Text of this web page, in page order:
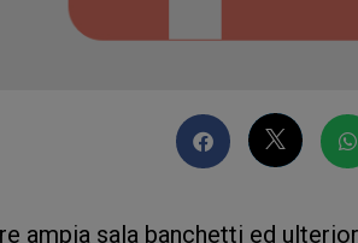
ampia sala banchetti ed